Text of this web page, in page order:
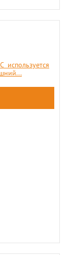
используется